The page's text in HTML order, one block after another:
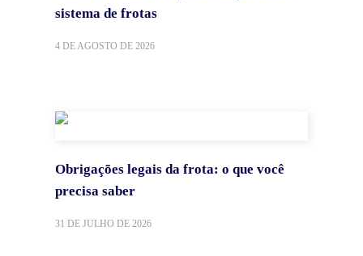
sistema de frotas
4 DE AGOSTO DE 2026
Obrigações legais da frota: o que você
precisa saber
31 DE JULHO DE 2026